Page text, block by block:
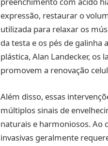
expressão, restaurar o
utilizada para relaxar os
da testa e os pés de
plástica, Alan Landecker, os
promovem a renovação
Além disso, essas
múltiplos sinais de
naturais e harmoniosos. Ao
invasivas geralmente